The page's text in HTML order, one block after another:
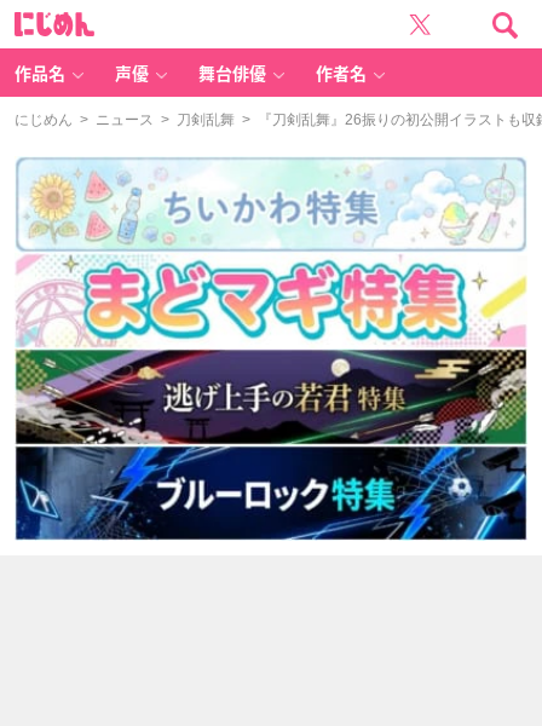
作品名 声優 舞台俳優 作者名
にじめん > ニュース > 刀剣乱舞 > 『刀剣乱舞』26振りの初公開イラストも